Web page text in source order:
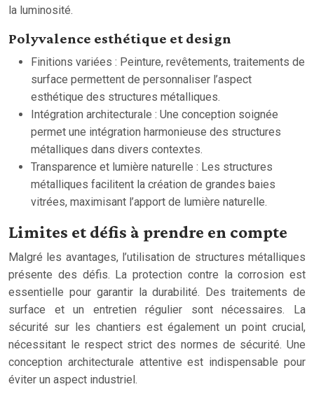
la luminosité.
Polyvalence esthétique et design
Finitions variées : Peinture, revêtements, traitements de
surface permettent de personnaliser l’aspect
esthétique des structures métalliques.
Intégration architecturale : Une conception soignée
permet une intégration harmonieuse des structures
métalliques dans divers contextes.
Transparence et lumière naturelle : Les structures
métalliques facilitent la création de grandes baies
vitrées, maximisant l’apport de lumière naturelle.
Limites et défis à prendre en compte
Malgré les avantages, l’utilisation de structures métalliques
présente des défis. La protection contre la corrosion est
essentielle pour garantir la durabilité. Des traitements de
surface et un entretien régulier sont nécessaires. La
sécurité sur les chantiers est également un point crucial,
nécessitant le respect strict des normes de sécurité. Une
conception architecturale attentive est indispensable pour
éviter un aspect industriel.